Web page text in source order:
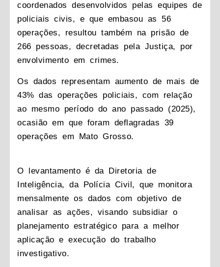
coordenados desenvolvidos pelas equipes de
policiais civis, e que embasou as 56
operações, resultou também na prisão de
266 pessoas, decretadas pela Justiça, por
envolvimento em crimes.
Os dados representam aumento de mais de
43% das operações policiais, com relação
ao mesmo período do ano passado (2025),
ocasião em que foram deflagradas 39
operações em Mato Grosso.
O levantamento é da Diretoria de
Inteligência, da Polícia Civil, que monitora
mensalmente os dados com objetivo de
analisar as ações, visando subsidiar o
planejamento estratégico para a melhor
aplicação e execução do trabalho
investigativo.